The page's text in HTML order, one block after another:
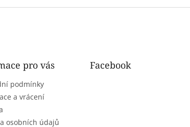
pro vás
podmínky
a vrácení
osobních údajů
Facebook